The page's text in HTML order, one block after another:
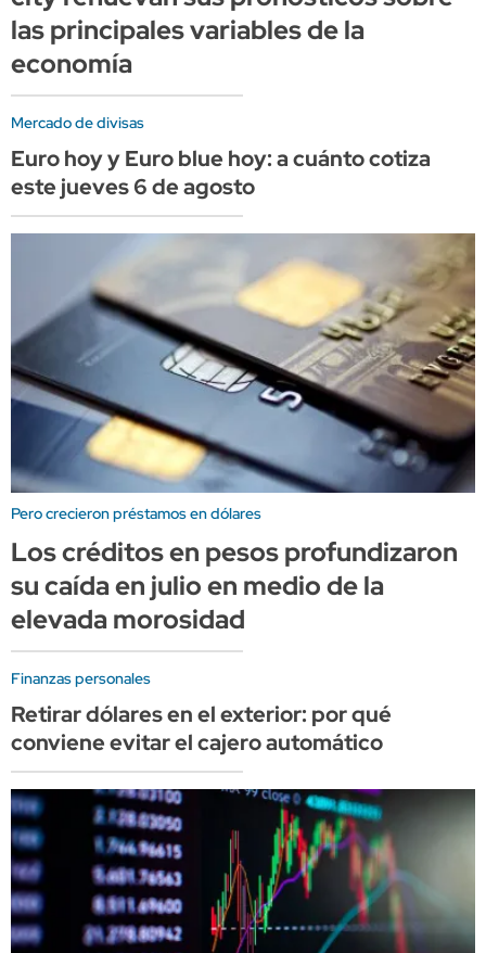
las principales variables de la
economía
Mercado de divisas
Euro hoy y Euro blue hoy: a cuánto cotiza
este jueves 6 de agosto
Pero crecieron préstamos en dólares
Los créditos en pesos profundizaron
su caída en julio en medio de la
elevada morosidad
Finanzas personales
Retirar dólares en el exterior: por qué
conviene evitar el cajero automático